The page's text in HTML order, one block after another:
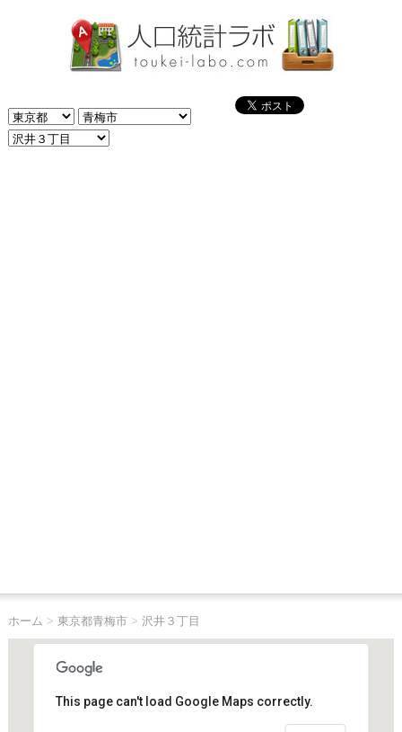
ホーム > 東京都青梅市> 沢井３丁目
This page can't load Google Maps correctly.